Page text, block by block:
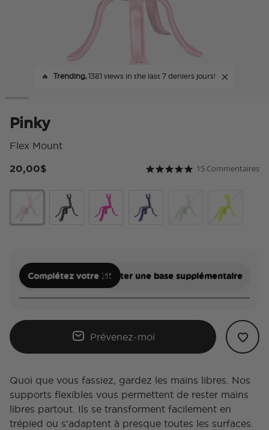
🔥 Trending,1381 views in the last 7 deniers jours!
Pinky
Flex Mount
5 sur 5 Note du client
4.8 star rating15 Commentaires
20,00$
Complétez votre kitAjouter une base supplémentaire
Prévenez-moi
Quoi que vous fassiez, gardez les mains libres. Nos
supports flexibles vous permettent de rester mains
libres partout. Ils se transforment facilement en
trépied ou s'adaptent à presque toutes les surfaces.